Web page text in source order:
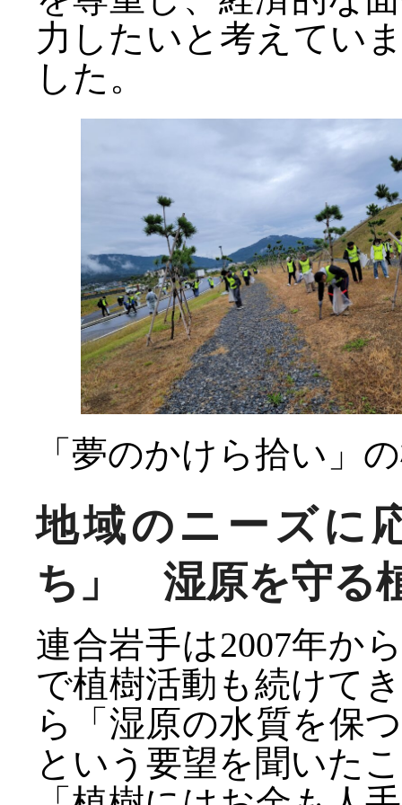
力したいと考えてい
した。
「夢のかけら拾い」
地域のニーズに
ち」 湿原を守る
連合岩手は2007年か
で植樹活動も続けて
ら「湿原の水質を保
という要望を聞いた